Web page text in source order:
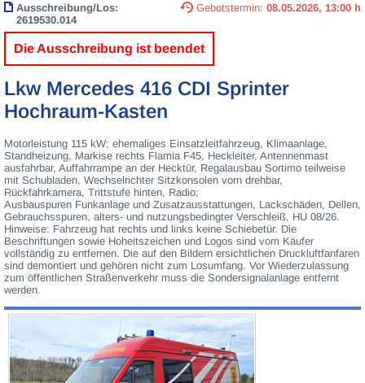
Gebotstermin: 08.05.2026, 13:00 h
Ausschreibung/Los:
2619530.014
Die Ausschreibung ist beendet
Lkw Mercedes 416 CDI Sprinter
Hochraum-Kasten
Motorleistung 115 kW; ehemaliges Einsatzleitfahrzeug, Klimaanlage,
Standheizung, Markise rechts Flamia F45, Heckleiter, Antennenmast
ausfahrbar, Auffahrrampe an der Hecktür, Regalausbau Sortimo teilweise
mit Schubladen, Wechselrichter Sitzkonsolen vorn drehbar,
Rückfahrkamera, Trittstufe hinten, Radio;
Ausbauspuren Funkanlage und Zusatzausstattungen, Lackschäden, Dellen,
Gebrauchsspuren, alters- und nutzungsbedingter Verschleiß, HU 08/26.
Hinweise: Fahrzeug hat rechts und links keine Schiebetür. Die
Beschriftungen sowie Hoheitszeichen und Logos sind vom Käufer
vollständig zu entfernen. Die auf den Bildern ersichtlichen Druckluftfanfaren
sind demontiert und gehören nicht zum Losumfang. Vor Wiederzulassung
zum öffentlichen Straßenverkehr muss die Sondersignalanlage entfernt
werden.